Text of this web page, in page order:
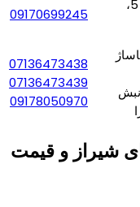
شیراز، ستارخان، نبش کوچه 3 و 5،
09170699245
نبش
07136473438
07136473439
09178050970
شیراز و قیمت